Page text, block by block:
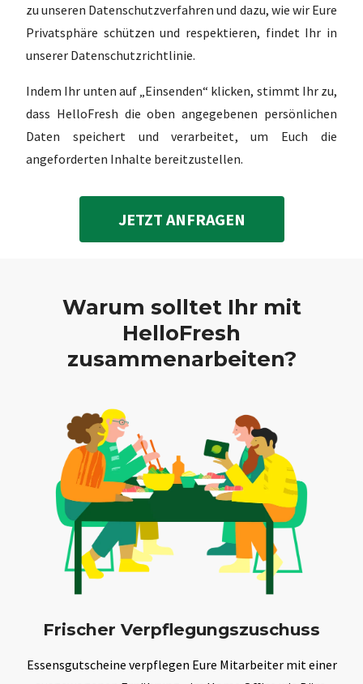
zu unseren Datenschutzverfahren und dazu, wie wir Eure
Privatsphäre schützen und respektieren, findet Ihr in
unserer Datenschutzrichtlinie.
Indem Ihr unten auf „Einsenden“ klicken, stimmt Ihr zu,
dass HelloFresh die oben angegebenen persönlichen
Daten speichert und verarbeitet, um Euch die
angeforderten Inhalte bereitzustellen.
Warum solltet Ihr mit
HelloFresh
zusammenarbeiten?
Frischer Verpflegungszuschuss
Essensgutscheine verpflegen Eure Mitarbeiter mit einer